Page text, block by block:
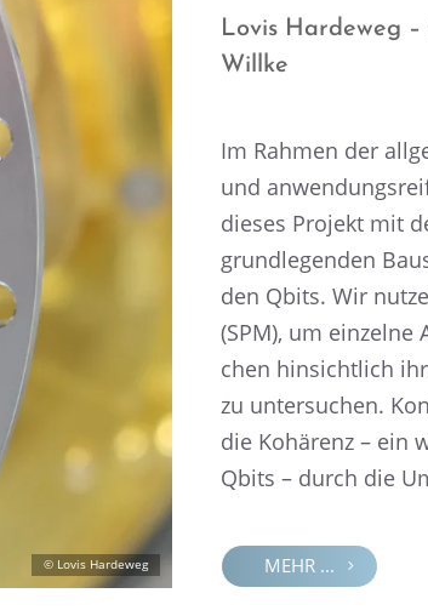
Lovis Harde­weg
Willke
Im Rahmen der
und
dieses Projekt mit
grund­le­gen­den
den Qbits. Wir
(SPM), um
chen hinsicht­lich
zu unter­su­chen.
die Kohärenz – ein
Qbits – durch die
MEHR ...
© Lovis Hardeweg